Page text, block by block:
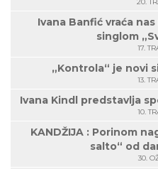
20.
Ivana Banfić vraća
singlom
17.
„Kontrola“ je novi
13.
Ivana Kindl predstavlja
10.
KANDŽIJA : Porinom
salto“ od
30.